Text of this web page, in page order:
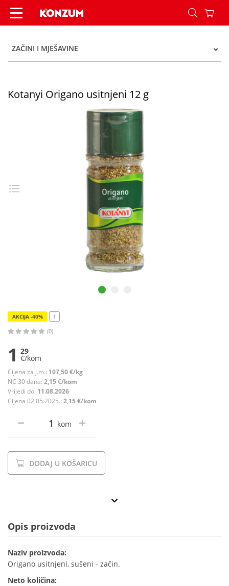
Kotanyi Origano usitnjeni 12 g - Konzum
ZAČINI I MJEŠAVINE
Kotanyi Origano usitnjeni 12 g
AKCIJA -40% !
(0)
1 29
€/kom
Cijena za j.m.: 107,50 €/kg
NC 30 dana: 2,15 €/kom
Vrijedi do: 11.08.2026
Cijena 02.05.2025.: 2,15 €/kom
kom
DODAJ U KOŠARICU
Opis proizvoda
Naziv proizvoda:
Origano usitnjeni, sušeni - začin.
Neto količina: